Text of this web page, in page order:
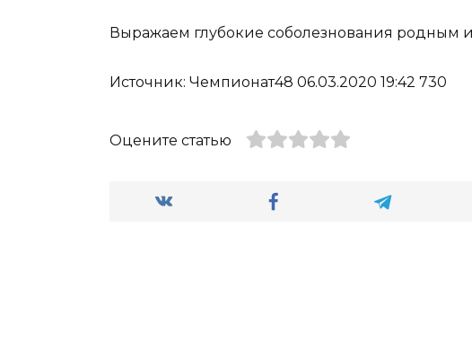
Выражаем глубокие соболезнования
Источник: Чемпионат48 06.03.2020 19:42 730
Оцените статью